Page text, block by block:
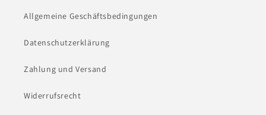
Allgemeine Geschäftsbedingungen
Datenschutzerklärung
Zahlung und Versand
Widerrufsrecht